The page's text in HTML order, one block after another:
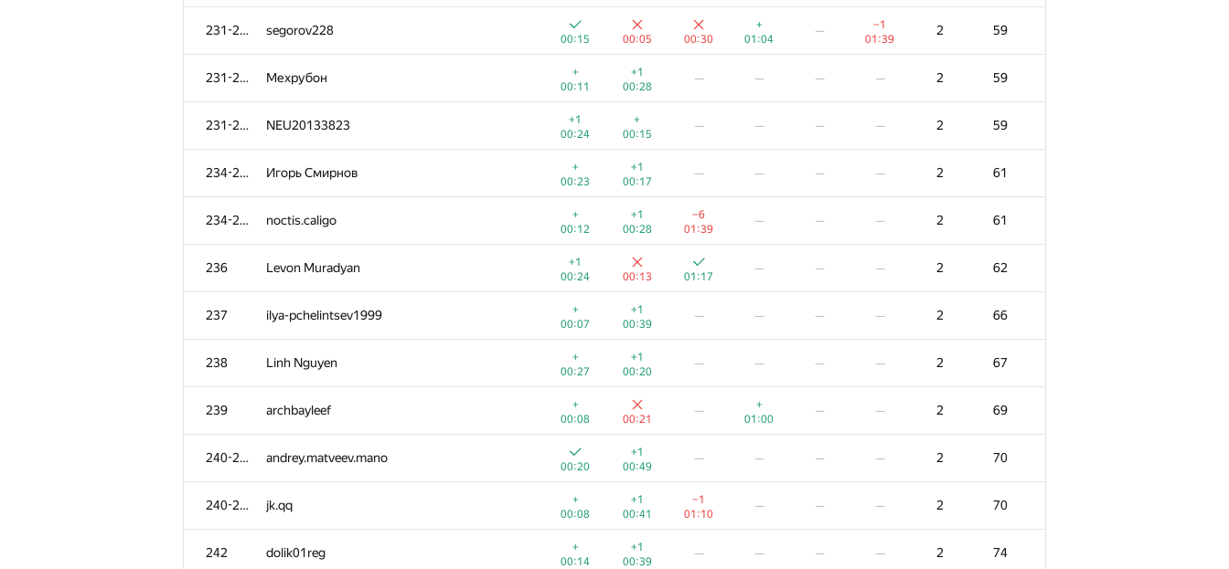
231-233 segorov228
00:15 00:05 00:30
+
01:04
—
−1
01:39
2 59
231-233 Мехрубон
+
00:11
+1
00:28
— — — — 2 59
231-233 NEU20133823
+1
00:24
+
00:15
— — — — 2 59
234-235 Игорь Смирнов
+
00:23
+1
00:17
— — — — 2 61
234-235 noctis.caligo
+
00:12
+1
00:28
−6
01:39
— — — 2 61
236 Levon Muradyan
+1
00:24
00:13 01:17
— — — 2 62
237 ilya-pchelintsev1999
+
00:07
+1
00:39
— — — — 2 66
238 Linh Nguyen
+
00:27
+1
00:20
— — — — 2 67
239 archbayleef
+
00:08
00:21
—
+
01:00
— — 2 69
240-241 andrey.matveev.mano
00:20
+1
00:49
— — — — 2 70
240-241 jk.qq
+
00:08
+1
00:41
−1
01:10
— — — 2 70
242 dolik01reg
+
00:14
+1
00:39
— — — — 2 74
388 517 306/ 1479 199 /497 123/337 14/80 /13
harhro94
00:18
+
00:08
00:41 01:05
2 6
sergey040496
00:19 00:42
01:39
2 6
203 kulkov.oleksandr
00:06
00:21
00:36 00:47
2 7
204 wwwwodddd
00:14 00:06 00:23
00:39
2 8
205 Sergey Kreys
00:19 00:46
2 9
sashatolm18
00:13
00:18 00:58
2 13
tomasn94
00:15
00:35 01:28
2 13